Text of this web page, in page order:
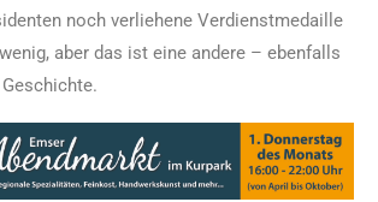
noch verliehene Verdienstmedaille
aber das ist eine andere – ebenfalls